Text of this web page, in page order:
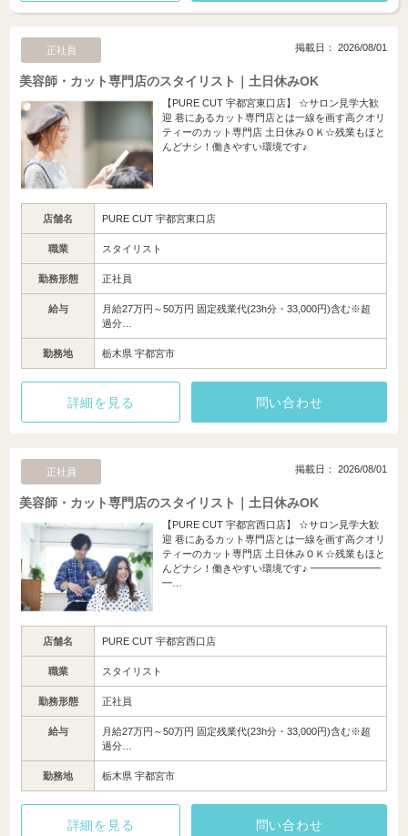
正社員 掲載日： 2026/08/01
美容師・カット専門店のスタイリスト｜土日休みOK
【PURE CUT 宇都宮東口店】 ☆サロン見学大歓
迎 巷にあるカット専門店とは一線を画す高クオリ
ティーのカット専門店 土日休みＯＫ☆残業もほと
んどナシ！働きやすい環境です♪
店舗名 PURE CUT 宇都宮東口店
職業 スタイリスト
勤務形態 正社員
給与
月給27万円～50万円 固定残業代(23h分・33,000円)含む※超
過分…
勤務地 栃木県 宇都宮市
詳細を見る 問い合わせ
正社員 掲載日： 2026/08/01
美容師・カット専門店のスタイリスト｜土日休みOK
【PURE CUT 宇都宮西口店】 ☆サロン見学大歓
迎 巷にあるカット専門店とは一線を画す高クオリ
ティーのカット専門店 土日休みＯＫ☆残業もほと
んどナシ！働きやすい環境です♪ ━━━━━━━
━…
店舗名 PURE CUT 宇都宮西口店
職業 スタイリスト
勤務形態 正社員
給与
月給27万円～50万円 固定残業代(23h分・33,000円)含む※超
過分…
勤務地 栃木県 宇都宮市
詳細を見る 問い合わせ